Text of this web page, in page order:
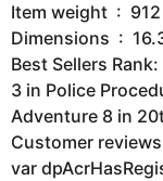
Item weight ‏ :
Best Sellers
3 in Police
Adventure 8 in
Customer
var